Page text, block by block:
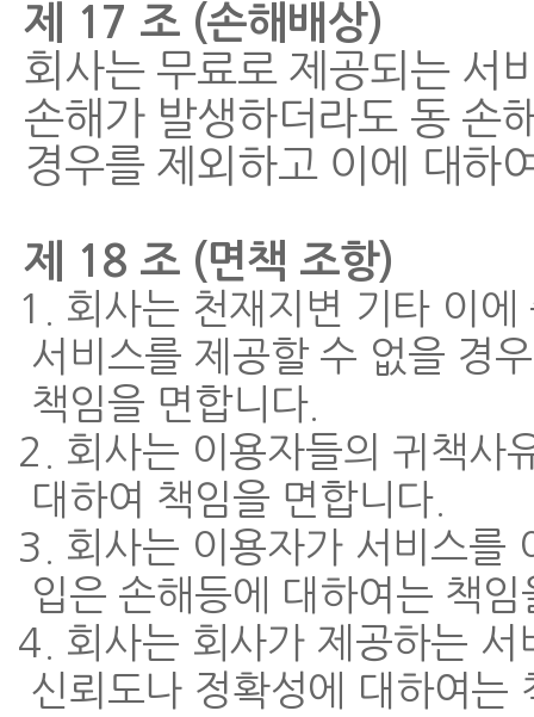
제 17 조 (손해배상)
회사는 무료로 제공되는 서
손해가 발생하더라도 동 손
경우를 제외하고 이에 대하
제 18 조 (면책 조항)
1. 회사는 천재지변 기타 이
서비스를 제공할 수 없을 경
책임을 면합니다.
2. 회사는 이용자들의 귀책사
대하여 책임을 면합니다.
3. 회사는 이용자가 서비스를
입은 손해등에 대하여는 책
4. 회사는 회사가 제공하는
신뢰도나 정확성에 대하여는